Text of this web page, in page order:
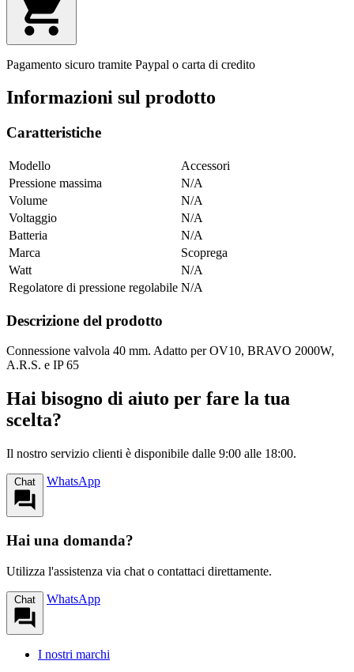
Pagamento sicuro tramite Paypal o carta di credito
Informazioni sul prodotto
Caratteristiche
Modello
Accessori
Pressione massima
N/A
Volume
N/A
Voltaggio
N/A
Batteria
N/A
Marca
Scoprega
Watt
N/A
Regolatore di pressione regolabile N/A
Descrizione del prodotto
Connessione valvola 40 mm. Adatto per OV10, BRAVO 2000W,
A.R.S. e IP 65
Hai bisogno di aiuto per fare la tua
scelta?
Il nostro servizio clienti è disponibile dalle 9:00 alle 18:00.
Chat WhatsApp
Hai una domanda?
Utilizza l'assistenza via chat o contattaci direttamente.
Chat WhatsApp
I nostri marchi